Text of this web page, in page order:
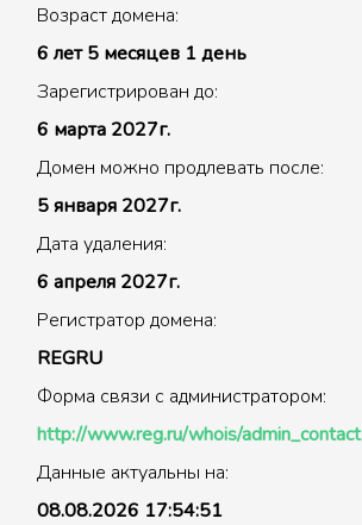
Возраст домена:
6 лет 5 месяцев 1 день
Зарегистрирован до:
6 марта 2027г.
Домен можно продлевать после:
5 января 2027г.
Дата удаления:
6 апреля 2027г.
Регистратор домена:
REGRU
Форма связи с администратором:
http://www.reg.ru/whois/admin_contact
Данные актуальны на:
08.08.2026 17:54:51